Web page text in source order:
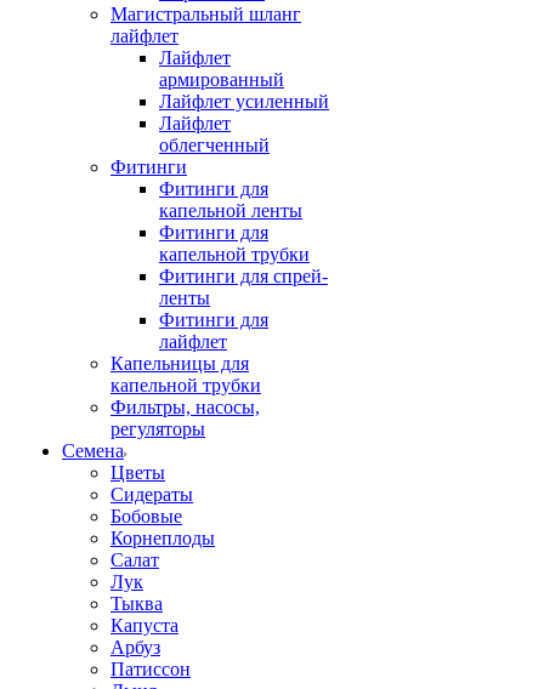
Магистральный шланг
лайфлет
Лайфлет
армированный
Лайфлет усиленный
Лайфлет
облегченный
Фитинги
Фитинги для
капельной ленты
Фитинги для
капельной трубки
Фитинги для спрей-
ленты
Фитинги для
лайфлет
Капельницы для
капельной трубки
Фильтры, насосы,
регуляторы
Семена
Цветы
Сидераты
Бобовые
Корнеплоды
Салат
Лук
Тыква
Капуста
Арбуз
Патиссон